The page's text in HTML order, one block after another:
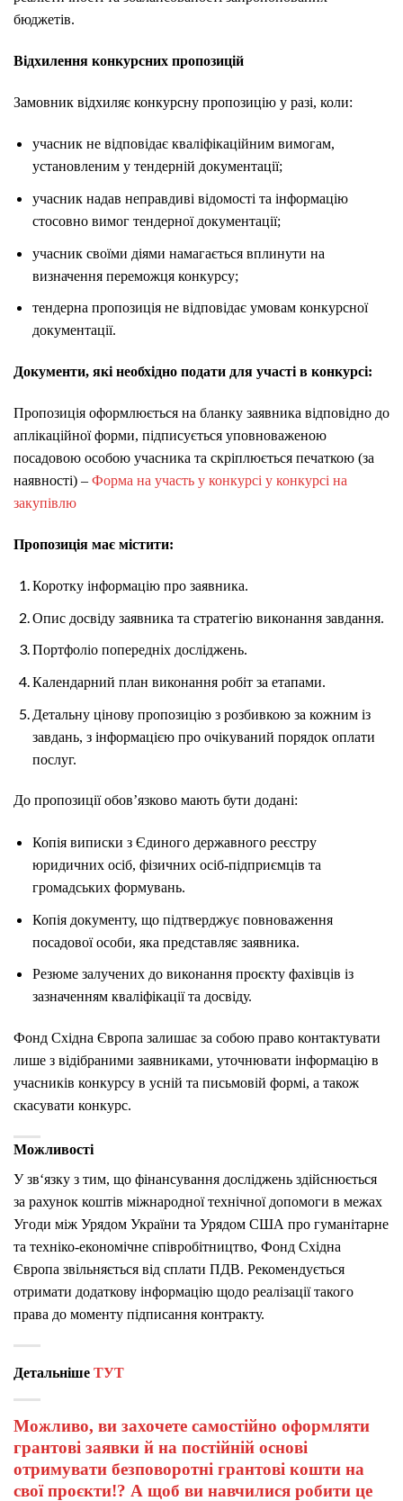
бюджетів.
Відхилення конкурсних пропозицій
Замовник відхиляє конкурсну пропозицію у разі, коли:
учасник не відповідає кваліфікаційним вимогам,
установленим у тендерній документації;
учасник надав неправдиві відомості та інформацію
стосовно вимог тендерної документації;
учасник своїми діями намагається вплинути на
визначення переможця конкурсу;
тендерна пропозиція не відповідає умовам конкурсної
документації.
Документи, які необхідно подати для участі в конкурсі:
Пропозиція оформлюється на бланку заявника відповідно до
аплікаційної форми, підписується уповноваженою
посадовою особою учасника та скріплюється печаткою (за
наявності) – Форма на участь у конкурсі y конкурсі на
закупівлю
Пропозиція має містити:
Коротку інформацію про заявника.
Опис досвіду заявника та стратегію виконання завдання.
Портфоліо попередніх досліджень.
Календарний план виконання робіт за етапами.
Детальну цінову пропозицію з розбивкою за кожним із
завдань, з інформацією про очікуваний порядок оплати
послуг.
До пропозиції обов’язково мають бути додані:
Копія виписки з Єдиного державного реєстру
юридичних осіб, фізичних осіб-підприємців та
громадських формувань.
Копія документу, що підтверджує повноваження
посадової особи, яка представляє заявника.
Резюме залучених до виконання проєкту фахівців із
зазначенням кваліфікації та досвіду.
Фонд Східна Європа залишає за собою право контактувати
лише з відібраними заявниками, уточнювати інформацію в
учасників конкурсу в усній та письмовій формі, а також
скасувати конкурс.
Можливості
У зв‘язку з тим, що фінансування досліджень здійснюється
за рахунок коштів міжнародної технічної допомоги в межах
Угоди між Урядом України та Урядом США про гуманітарне
та техніко-економічне співробітництво, Фонд Східна
Європа звільняється від сплати ПДВ. Рекомендується
отримати додаткову інформацію щодо реалізації такого
права до моменту підписання контракту.
Детальніше ТУТ
Можливо, ви захочете самостійно оформляти
грантові заявки й на постійній основі
отримувати безповоротні грантові кошти на
свої проєкти!? А щоб ви навчилися робити це